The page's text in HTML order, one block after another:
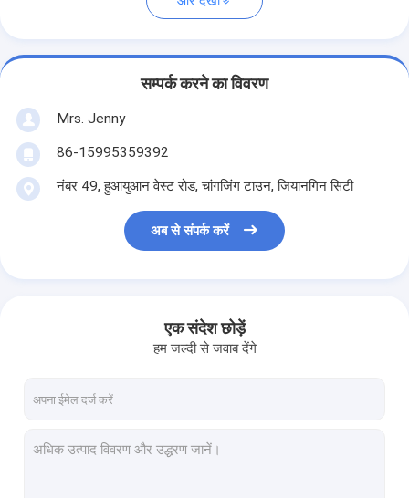
सम्पर्क करने का विवरण
Mrs. Jenny
86-15995359392
नंबर 49, हुआयुआन वेस्ट रोड, चांगजिंग टाउन, जियानगिन सिटी
अब से संपर्क करें
एक संदेश छोड़ें
हम जल्दी से जवाब देंगे